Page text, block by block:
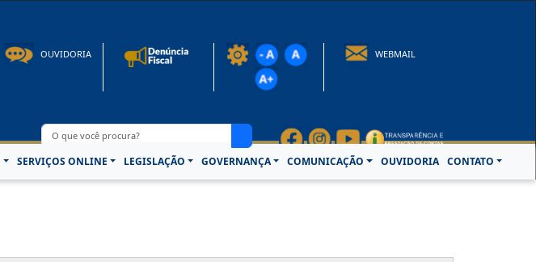
OUVIDORIA WEBMAIL
SERVIÇOS ONLINE LEGISLAÇÃO GOVERNANÇA COMUNICAÇÃO OUVIDORIA CONTATO